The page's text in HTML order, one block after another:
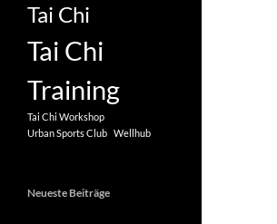
Tai Chi
Tai Chi
Training
Tai Chi Workshop
Urban Sports Club Wellhub
Neueste Beiträge